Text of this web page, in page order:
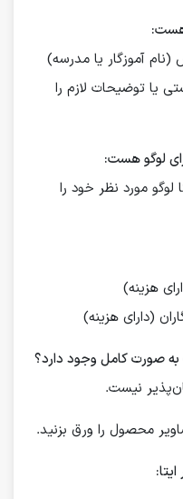
هست:
آموزگار یا مدرسه)
یا توضیحات لازم را
لوگو هست:
مورد نظر خود را
هزینه)
(دارای هزینه)
به صورت کامل وجود دارد؟
نیست.
محصول را ورق بزنید.